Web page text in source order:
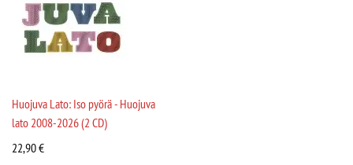
Huojuva Lato: Iso pyörä - Huojuva
lato 2008-2026 (2 CD)
22,90€